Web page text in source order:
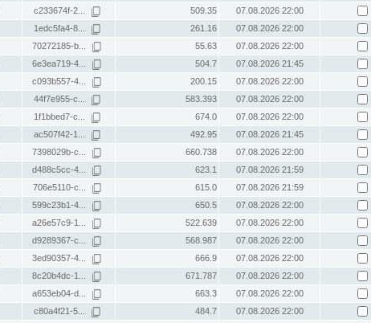
c233674f-2... 509.35
07.08.2026 22:00
1edc5fa4-8... 261.16
07.08.2026 22:00
70272185-b... 55.63
07.08.2026 22:00
6e3ea719-4... 504.7
07.08.2026 21:45
c093b557-4... 200.15
07.08.2026 22:00
44f7e955-c... 583.393
07.08.2026 22:00
1f1bbed7-c... 674.0
07.08.2026 22:00
ac507f42-1... 492.95
07.08.2026 21:45
7398029b-c... 660.738
07.08.2026 22:00
d488c5cc-4... 623.1
07.08.2026 21:59
706e5110-c... 615.0
07.08.2026 21:59
599c23b1-4... 650.5
07.08.2026 22:00
a26e57c9-1... 522.639
07.08.2026 22:00
d9289367-c... 568.987
07.08.2026 22:00
3ed90357-4... 666.9
07.08.2026 22:00
8c20b4dc-1... 671.787
07.08.2026 22:00
a653eb04-d... 663.3
07.08.2026 22:00
c80a4f21-5... 484.7
07.08.2026 22:00